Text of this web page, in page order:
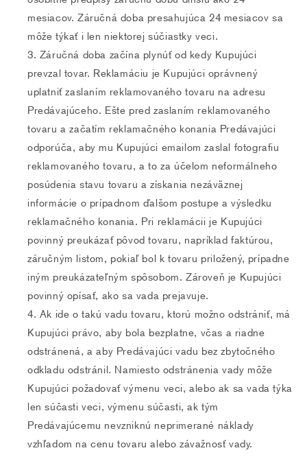
mesiacov. Záručná doba presahujúca 24 mesiacov sa
môže týkať i len niektorej súčiastky veci.
Záručná doba začína plynúť od kedy Kupujúci
prevzal tovar. Reklamáciu je Kupujúci oprávnený
uplatniť zaslaním reklamovaného tovaru na adresu
Predávajúceho. Ešte pred zaslaním reklamovaného
tovaru a začatím reklamačného konania Predávajúci
odporúča, aby mu Kupujúci emailom zaslal fotografiu
reklamovaného tovaru, a to za účelom neformálneho
posúdenia stavu tovaru a získania nezáväznej
informácie o prípadnom ďalšom postupe a výsledku
reklamačného konania. Pri reklamácii je Kupujúci
povinný preukázať pôvod tovaru, napríklad faktúrou,
záručným listom, pokiaľ bol k tovaru priložený, prípadne
iným preukázateľným spôsobom. Zároveň je Kupujúci
povinný opísať, ako sa vada prejavuje.
Ak ide o takú vadu tovaru, ktorú možno odstrániť, má
Kupujúci právo, aby bola bezplatne, včas a riadne
odstránená, a aby Predávajúci vadu bez zbytočného
odkladu odstránil. Namiesto odstránenia vady môže
Kupujúci požadovať výmenu veci, alebo ak sa vada týka
len súčasti veci, výmenu súčasti, ak tým
Predávajúcemu nevzniknú neprimerané náklady
vzhľadom na cenu tovaru alebo závažnosť vady.